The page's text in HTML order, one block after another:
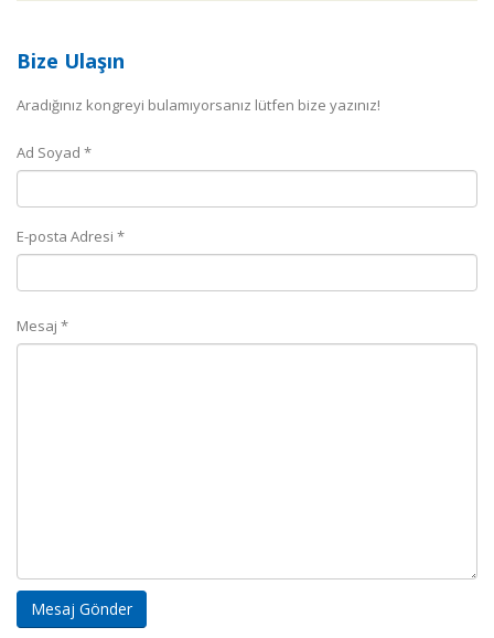
Bize Ulaşın
Aradığınız kongreyi bulamıyorsanız lütfen bize yazınız!
Ad Soyad *
E-posta Adresi *
Mesaj *